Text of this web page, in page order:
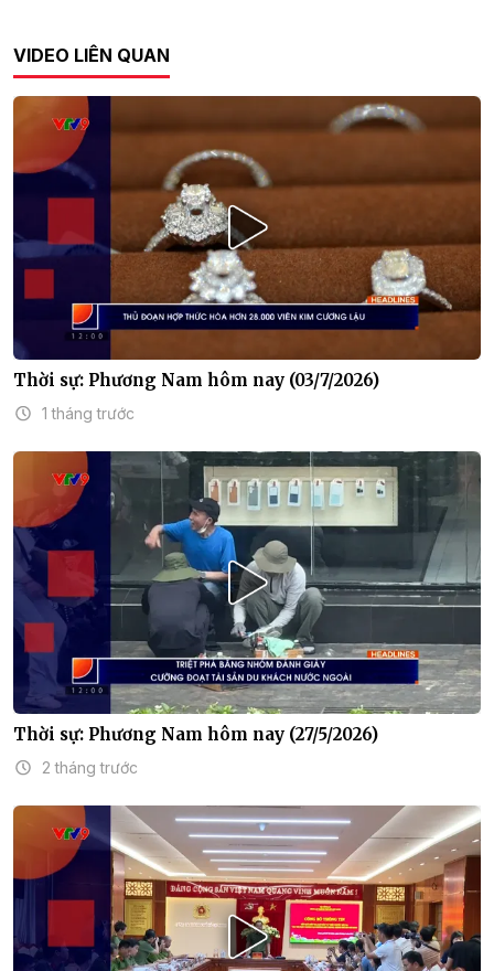
VIDEO LIÊN QUAN
Thời sự: Phương Nam hôm nay (03/7/2026)
1 tháng trước
Thời sự: Phương Nam hôm nay (27/5/2026)
2 tháng trước